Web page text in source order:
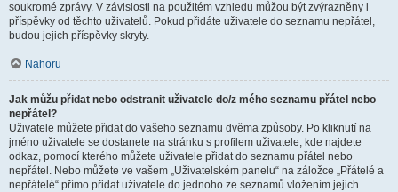
soukromé zprávy. V závislosti na použitém vzhledu můžou být zvýrazněny i
příspěvky od těchto uživatelů. Pokud přidáte uživatele do seznamu nepřátel,
budou jejich příspěvky skryty.
Nahoru
Jak můžu přidat nebo odstranit uživatele do/z mého seznamu přátel nebo
nepřátel?
Uživatele můžete přidat do vašeho seznamu dvěma způsoby. Po kliknutí na
jméno uživatele se dostanete na stránku s profilem uživatele, kde najdete
odkaz, pomocí kterého můžete uživatele přidat do seznamu přátel nebo
nepřátel. Nebo můžete ve vašem „Uživatelském panelu“ na záložce „Přátelé a
nepřátelé“ přímo přidat uživatele do jednoho ze seznamů vložením jejich